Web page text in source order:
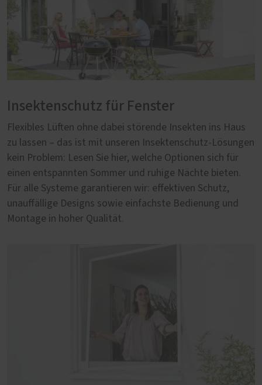
Insektenschutz für Fenster
Flexibles Lüften ohne dabei störende Insekten ins Haus
zu lassen – das ist mit unseren Insektenschutz-Lösungen
kein Problem: Lesen Sie hier, welche Optionen sich für
einen entspannten Sommer und ruhige Nächte bieten.
Für alle Systeme garantieren wir: effektiven Schutz,
unauffällige Designs sowie einfachste Bedienung und
Montage in hoher Qualität.